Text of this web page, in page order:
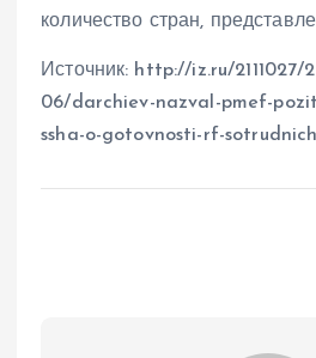
количество стран,
Источник: http://iz.ru/2111027/
06/darchiev-nazval-pmef-
ssha-o-gotovnosti-rf-